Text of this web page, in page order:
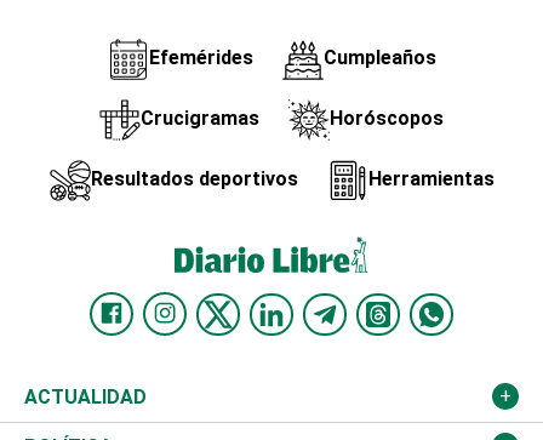
Efemérides Cumpleaños
Crucigramas Horóscopos
Resultados deportivos Herramientas
ACTUALIDAD